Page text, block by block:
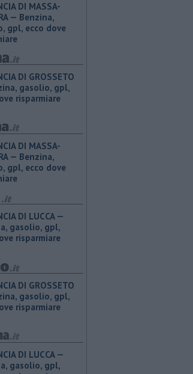
DI MASSA-
— ​Benzina,
gpl, ecco dove
DI GROSSETO
gasolio, gpl,
risparmiare
DI MASSA-
— ​Benzina,
gpl, ecco dove
DI LUCCA —
gasolio, gpl,
risparmiare
DI GROSSETO
gasolio, gpl,
risparmiare
DI LUCCA —
gasolio, gpl,